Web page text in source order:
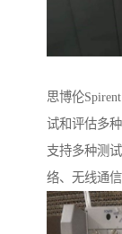
思博伦
试和评估多
支持多种测
络、无线通